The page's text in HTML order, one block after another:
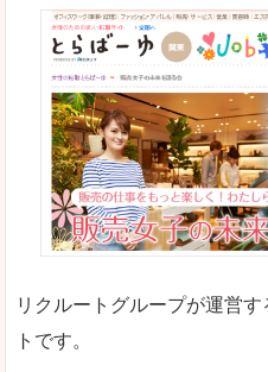
リクルートグループが運営
トです。